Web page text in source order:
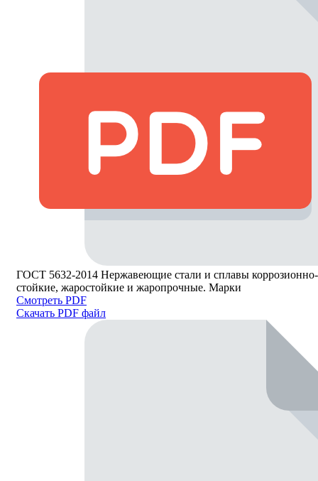
ГОСТ 5632-2014 Нержавеющие стали и сплавы коррозионно-
стойкие, жаростойкие и жаропрочные. Марки
Смотреть PDF
Скачать PDF файл